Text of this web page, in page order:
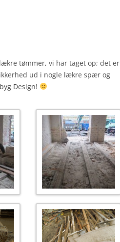
tømmer, vi har taget op; det er
ud i nogle lækre spær og
Design!